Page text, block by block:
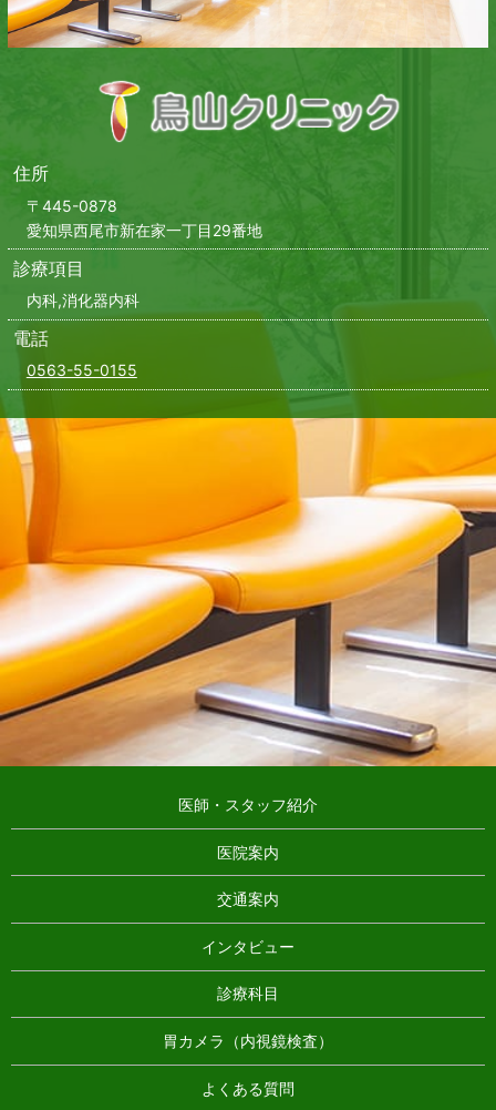
住所
〒445-0878
愛知県西尾市新在家一丁目29番地
診療項目
内科,消化器内科
電話
0563-55-0155
医師・スタッフ紹介
医院案内
交通案内
インタビュー
診療科目
胃カメラ（内視鏡検査）
よくある質問